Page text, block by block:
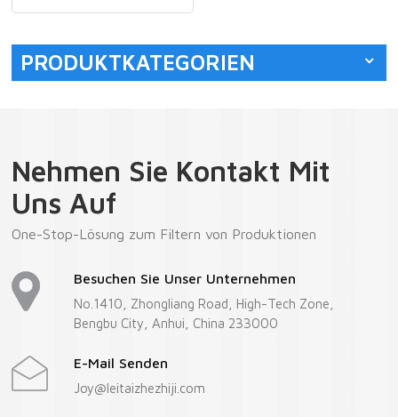
PRODUKTKATEGORIEN
Nehmen Sie Kontakt Mit
Uns Auf
One-Stop-Lösung zum Filtern von Produktionen
Besuchen Sie Unser Unternehmen
No.1410, Zhongliang Road, High-Tech Zone,
Bengbu City, Anhui, China 233000
E-Mail Senden
Joy@leitaizhezhiji.com